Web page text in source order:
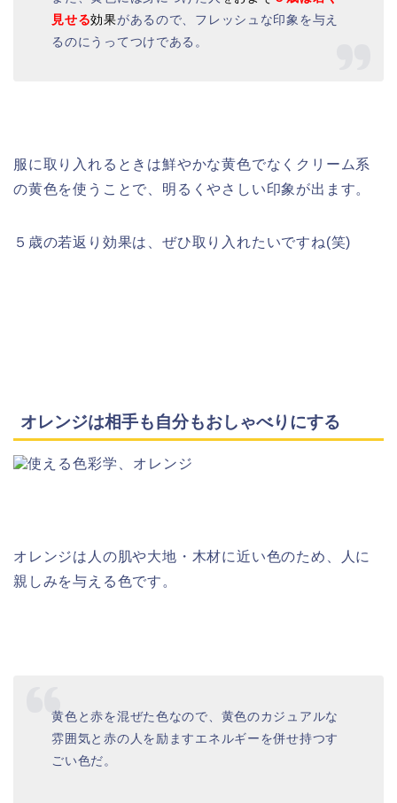
見せる効果があるので、フレッシュな印象を与え
るのにうってつけである。
服に取り入れるときは鮮やかな黄色でなくクリーム系
の黄色を使うことで、明るくやさしい印象が出ます。
５歳の若返り効果は、ぜひ取り入れたいですね(笑)
オレンジは相手も自分もおしゃべりにする
オレンジは人の肌や大地・木材に近い色のため、人に
親しみを与える色です。
黄色と赤を混ぜた色なので、黄色のカジュアルな
雰囲気と赤の人を励ますエネルギーを併せ持つす
ごい色だ。